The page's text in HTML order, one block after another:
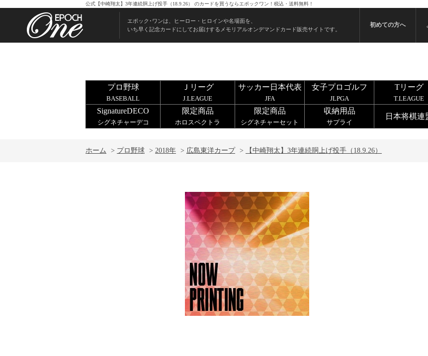
公式【中崎翔太】3年連続胴上げ投手（18.9.26） のカードを買うならエポックワン！税込・送料無料！
エポック･ワンは、ヒーロー・ヒロインや名場面を、
いち早く記念カードにしてお届けするメモリアルオンデマンドカード販売サイトです。
初めての方へ
プロ野球
BASEBALL
Ｊリーグ
J.LEAGUE
サッカー日本代表
JFA
女子プロゴルフ
JLPGA
Tリーグ
T.LEAGUE
SignatureDECO
シグネチャーデコ
限定商品
ホロスペクトラ
限定商品
シグネチャーセット
収納用品
サプライ
日本将棋連
ホーム > プロ野球 > 2018年 > 広島東洋カープ > 【中崎翔太】3年連続胴上げ投手（18.9.26）